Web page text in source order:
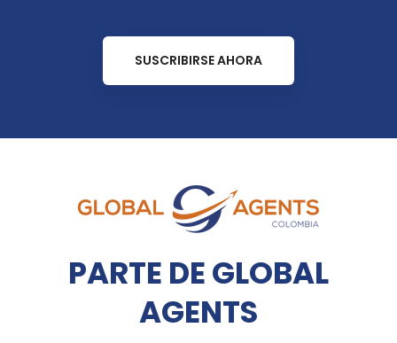
SUSCRIBIRSE AHORA
PARTE DE GLOBAL
AGENTS